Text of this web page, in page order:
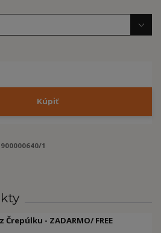
Kúpiť
900000640/1
Črepúlku - ZADARMO/ FREE